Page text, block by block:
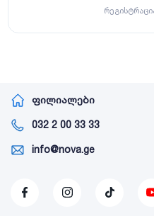
ფილიალები
032 2 00 33 33
info@nova.ge